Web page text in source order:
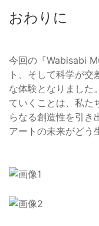
おわりに
今回の『Wabisabi
ト、そして科学が
な体験となりました
ていくことは、私た
らなる創造性を引き
アートの未来がどう